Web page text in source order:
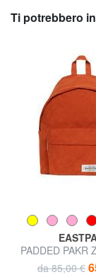
Ti potrebbero
PADDED PAKR
tablet
da 85,00 €